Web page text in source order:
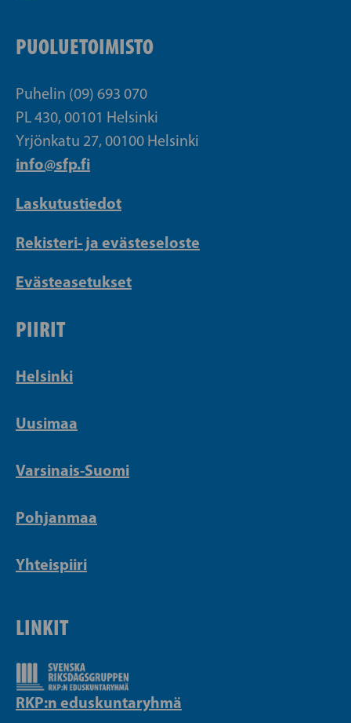
PUOLUETOIMISTO
Puhelin (09) 693 070
PL 430, 00101 Helsinki
Yrjönkatu 27, 00100 Helsinki
info@sfp.fi
Laskutustiedot
Rekisteri- ja evästeseloste
Evästeasetukset
PIIRIT
Helsinki
Uusimaa
Varsinais-Suomi
Pohjanmaa
Yhteispiiri
LINKIT
RKP:n eduskuntaryhmä